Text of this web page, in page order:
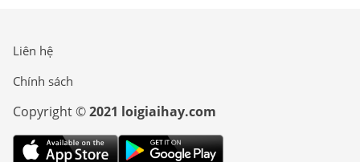
Liên hệ
Chính sách
Copyright ©2021 loigiaihay.com